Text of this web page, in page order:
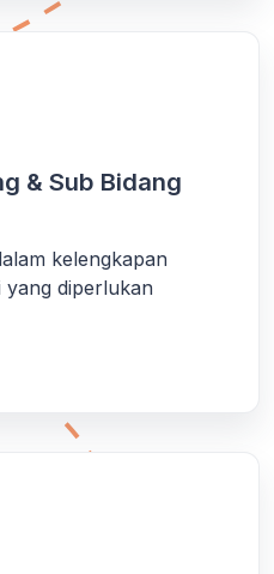
& Sub Bidang
kelengkapan
yang diperlukan